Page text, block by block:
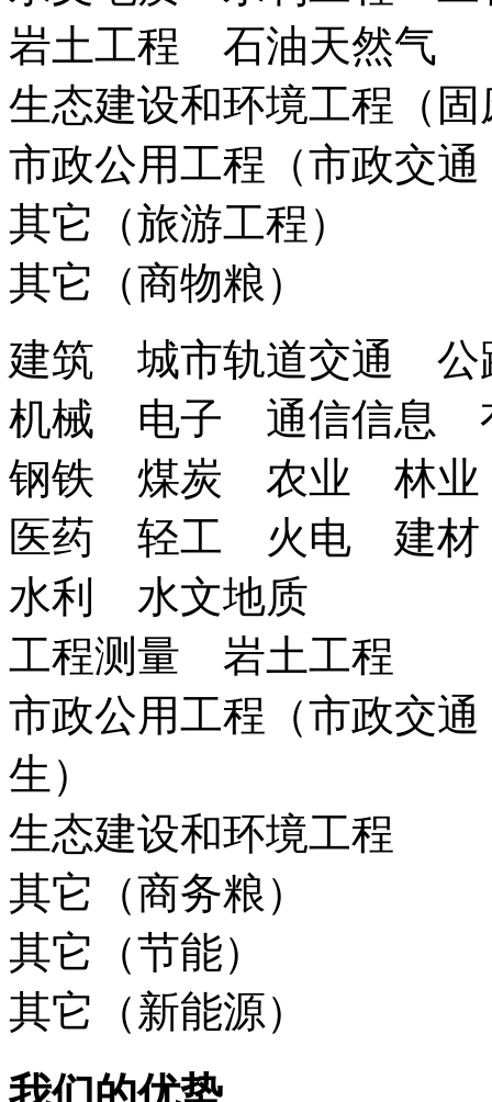
岩土工程 石油天然气
生态建设和环境工程（固
市政公用工程（市政交
其它（旅游工程）
其它（商物粮）
建筑 城市轨道交通 公
机械 电子 通信信息
钢铁 煤炭 农业 林
医药 轻工 火电 建
水利 水文地质
工程测量 岩土工程
市政公用工程（市政
生）
生态建设和环境工程
其它（商务粮）
其它（节能）
其它（新能源）